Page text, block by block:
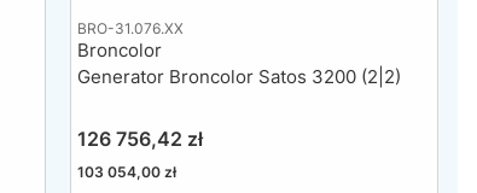
BRO-31.076.XX
Generator Broncolor Satos 3200 (2|2)
Broncolor
Cena
126 756,42 zł
Cena
103 054,00 zł